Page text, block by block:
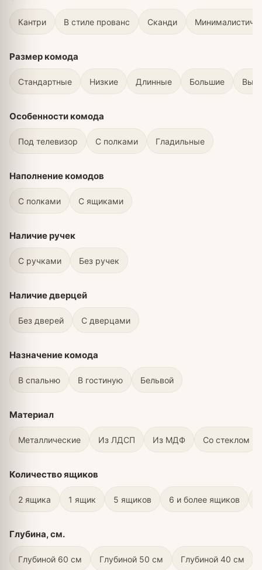
Кантри В стиле прованс Сканди
Размер комода
Стандартные Низкие Длинные Большие
Особенности комода
Под телевизор С полками Гладильные
Наполнение комодов
С полками С ящиками
Наличие ручек
С ручками Без ручек
Наличие дверцей
Без дверей С дверцами
Назначение комода
В спальню В гостиную Бельвой
Материал
Металлические Из ЛДСП Из МДФ Со стеклом
Количество ящиков
2 ящика 1 ящик 5 ящиков 6 и более ящиков
Глубина, см.
Глубиной 60 см Глубиной 50 см Глубиной 40 см